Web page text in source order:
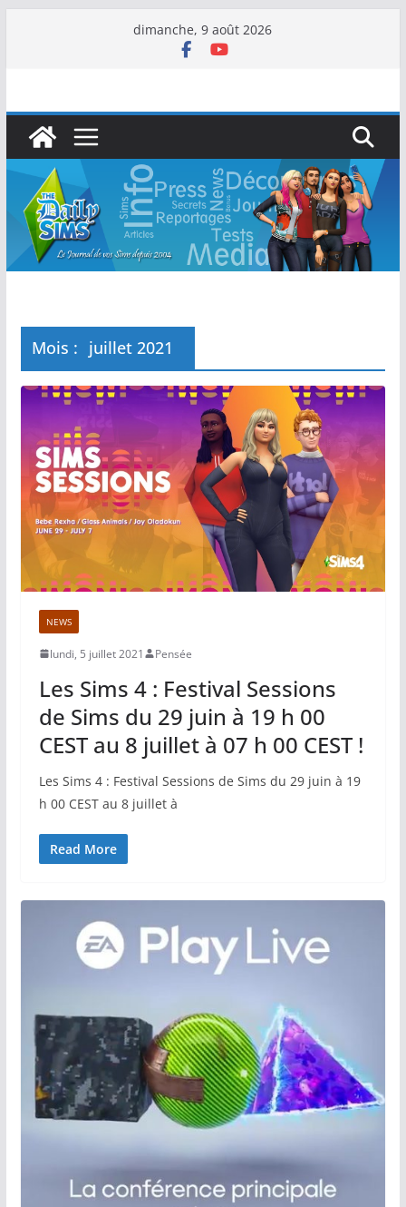
dimanche, 9 août 2026
Mois : juillet 2021
NEWS
lundi, 5 juillet 2021 Pensée
Les Sims 4 : Festival Sessions
de Sims du 29 juin à 19 h 00
CEST au 8 juillet à 07 h 00 CEST !
Les Sims 4 : Festival Sessions de Sims du 29 juin à 19
h 00 CEST au 8 juillet à
Read More